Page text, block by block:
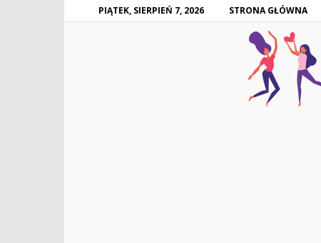
PIĄTEK, SIERPIEŃ 7, 2026 STRONA GŁÓWNA